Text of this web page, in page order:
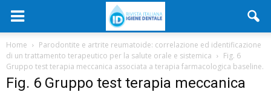
Home
Parodontite e artrite reumatoide: correlazione ed identificazione
di un trattamento terapeutico per la salute orale e sistemica
Fig. 6
Gruppo test terapia meccanica associata a terapia farmacologica baseline.
Fig. 6 Gruppo test terapia meccanica